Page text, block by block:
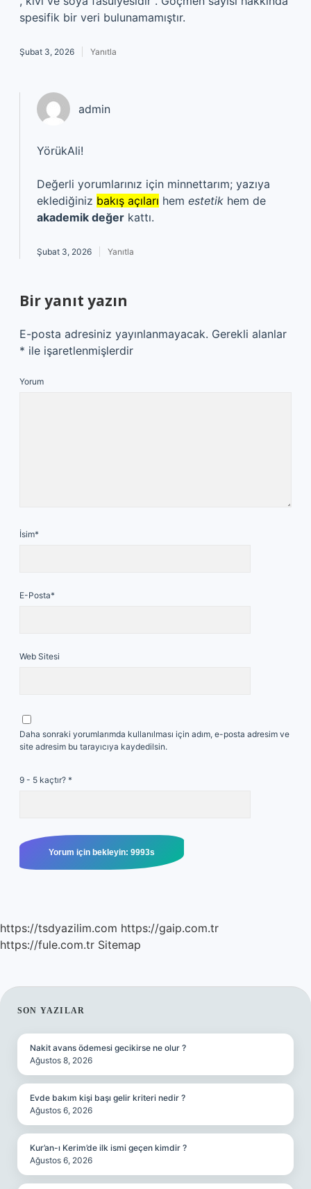
spesifik bir veri bulunamamıştır.
Şubat 3, 2026 Yanıtla
admin
YörükAli!
Değerli yorumlarınız için minnettarım; yazıya
eklediğiniz bakış açıları hem estetik hem de
akademik değer kattı.
Şubat 3, 2026 Yanıtla
Bir yanıt yazın
E-posta adresiniz yayınlanmayacak. Gerekli alanlar
* ile işaretlenmişlerdir
Yorum
İsim*
E-Posta*
Web Sitesi
Daha sonraki yorumlarımda kullanılması için adım, e-posta adresim ve
site adresim bu tarayıcıya kaydedilsin.
9 - 5 kaçtır? *
https://tsdyazilim.com https://gaip.com.tr
https://fule.com.tr Sitemap
SIDEBAR
SON YAZILAR
Nakit avans ödemesi gecikirse ne olur ?
Ağustos 8, 2026
Evde bakım kişi başı gelir kriteri nedir ?
Ağustos 6, 2026
Kur’an-ı Kerim’de ilk ismi geçen kimdir ?
Ağustos 6, 2026